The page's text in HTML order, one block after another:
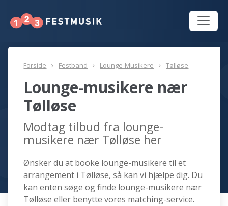
Forside Festband Lounge-Musikere Tølløse
Lounge-musikere nær
Tølløse
Modtag tilbud fra lounge-
musikere nær Tølløse her
Ønsker du at booke lounge-musikere til et
arrangement i Tølløse, så kan vi hjælpe dig. Du
kan enten søge og finde lounge-musikere nær
Tølløse eller benytte vores matching-service.